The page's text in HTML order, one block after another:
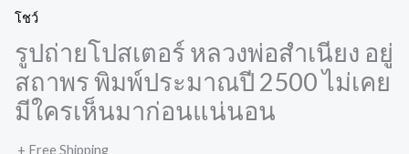
โชว์
รูปถ่ายโปสเตอร์ หลวงพ่อสำเนียง อยู่
สถาพร พิมพ์ประมาณปี 2500 ไม่เคย
มีใครเห็นมาก่อนแน่นอน
+ Free Shipping